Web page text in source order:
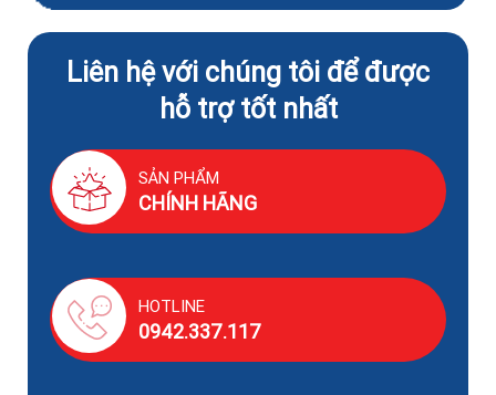
Liên hệ với chúng tôi để được
hỗ trợ tốt nhất
SẢN PHẨM
CHÍNH HÃNG
HOTLINE
0942.337.117